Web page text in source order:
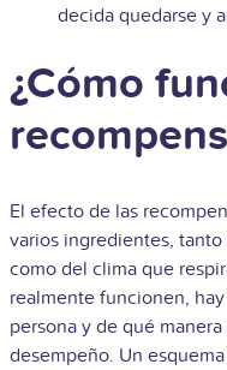
decida quedarse y
¿Cómo
El efecto de las
varios ingredientes,
como del clima que
realmente funcionen,
persona y de qué
desempeño. Un